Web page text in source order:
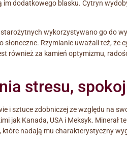
dodatkowego blasku. Cytryn
wykorzystywano go do
Rzymianie uważali też,
również za kamień optymizmu,
stresu,
i sztuce zdobniczej ze względu na
jak Kanada, USA i Meksyk.
które nadają mu charakterystyczny